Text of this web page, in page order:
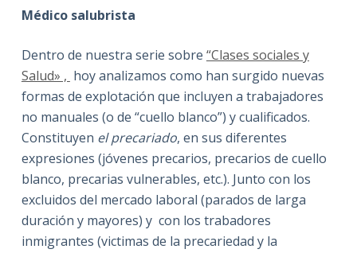
oMédico salubrista
Dentro de nuestra serie sobre “Clases sociales y
Salud» , hoy analizamos como han surgido nuevas
formas de explotación que incluyen a trabajadores
no manuales (o de “cuello blanco”) y cualificados.
Constituyen el precariado, en sus diferentes
expresiones (jóvenes precarios, precarios de cuello
blanco, precarias vulnerables, etc.). Junto con los
excluidos del mercado laboral (parados de larga
duración y mayores) y con los trabadores
inmigrantes (victimas de la precariedad y la